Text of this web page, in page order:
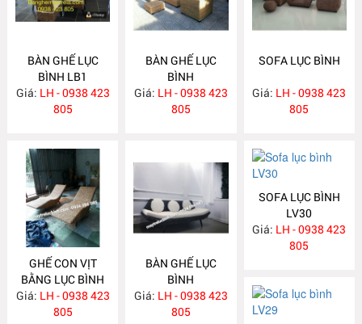
BÀN GHẾ LỤC
BÌNH LB1
Giá: LH - 0938 423
805
BÀN GHẾ LỤC
BÌNH
Giá: LH - 0938 423
805
SOFA LỤC BÌNH
Giá: LH - 0938 423
805
GHẾ CON VỊT
BẰNG LỤC BÌNH
Giá: LH - 0938 423
805
BÀN GHẾ LỤC
BÌNH
Giá: LH - 0938 423
805
SOFA LỤC BÌNH
LV30
Giá: LH - 0938 423
805